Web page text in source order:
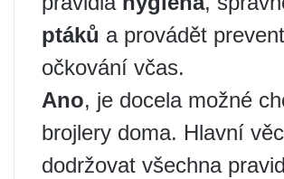
ptáků a provádět
očkování včas.
Ano, je docela možné
brojlery doma. Hlavní
dodržovat všechna